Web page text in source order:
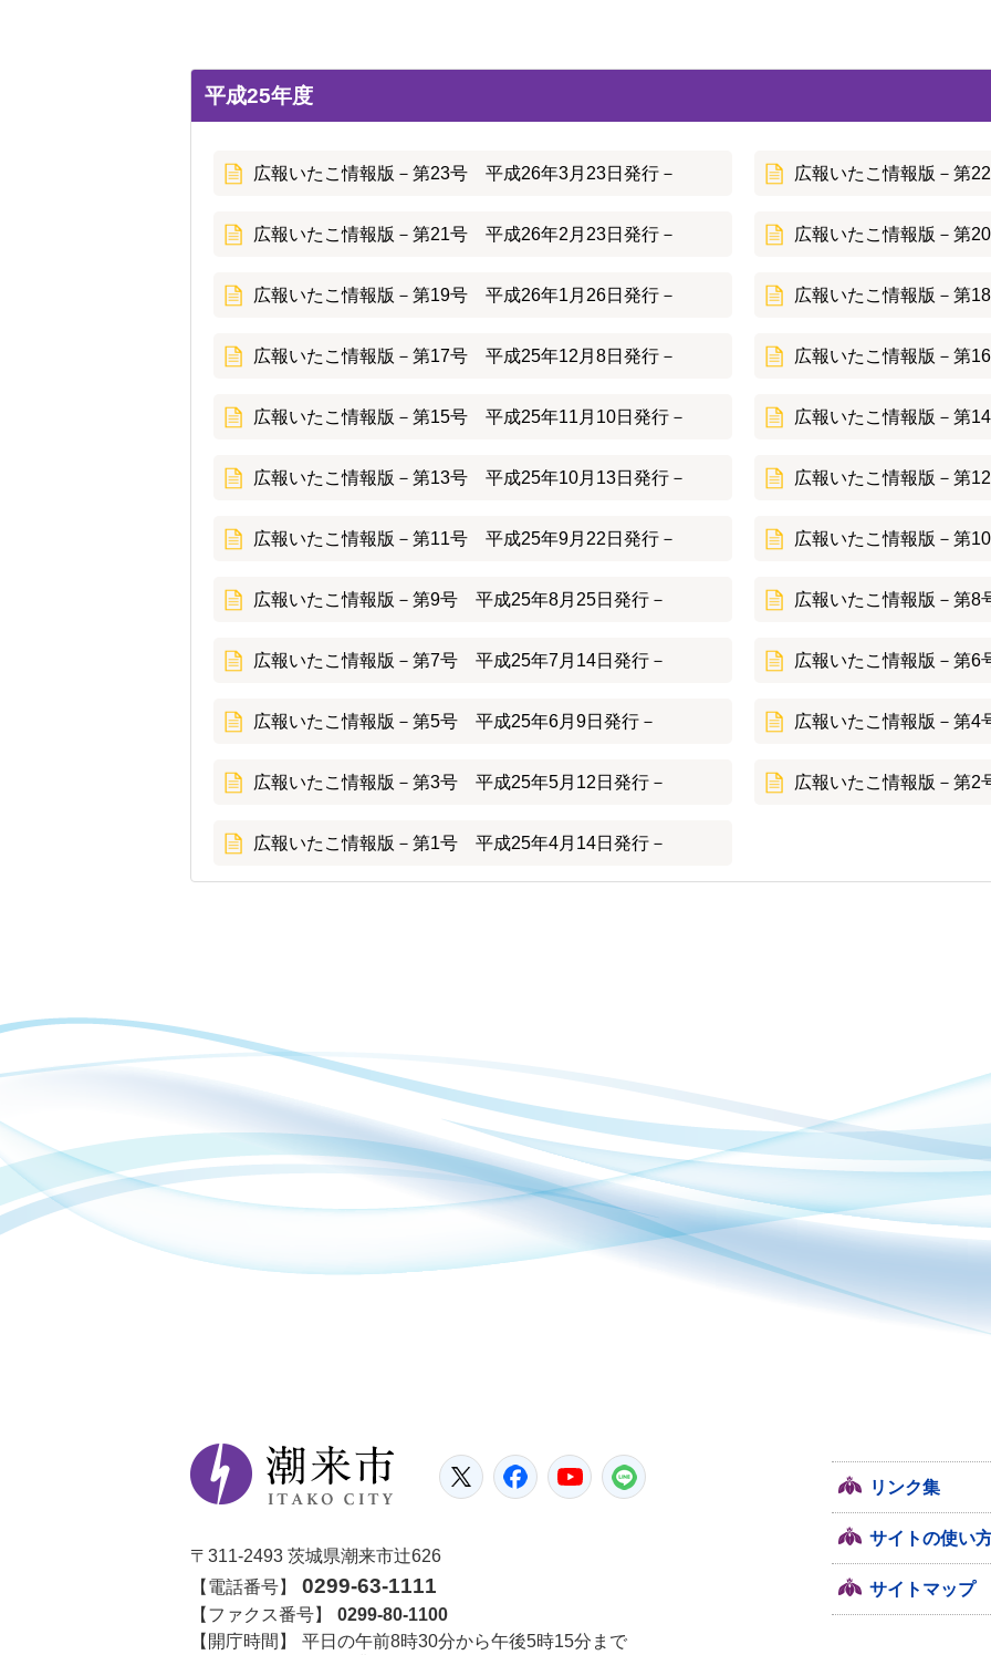
平成25年度
広報いたこ情報版－第23号 平成26年3月23日発行－ 広報いたこ情報版－第
広報いたこ情報版－第21号 平成26年2月23日発行－ 広報いたこ情報版－第
広報いたこ情報版－第19号 平成26年1月26日発行－ 広報いたこ情報版－第
広報いたこ情報版－第17号 平成25年12月8日発行－ 広報いたこ情報版－第
広報いたこ情報版－第15号 平成25年11月10日発行－ 広報いたこ情報版－第
広報いたこ情報版－第13号 平成25年10月13日発行－ 広報いたこ情報版－第
広報いたこ情報版－第11号 平成25年9月22日発行－ 広報いたこ情報版－第
広報いたこ情報版－第9号 平成25年8月25日発行－ 広報いたこ情報版－第
広報いたこ情報版－第7号 平成25年7月14日発行－ 広報いたこ情報版－第
広報いたこ情報版－第5号 平成25年6月9日発行－ 広報いたこ情報版－第
広報いたこ情報版－第3号 平成25年5月12日発行－ 広報いたこ情報版－第
広報いたこ情報版－第1号 平成25年4月14日発行－
潮来市
Twitter FacebookYouTube
〒311-2493 茨城県潮来市辻626
【電話番号】
0299-63-1111
【ファクス番号】
0299-80-1100
【開庁時間】
平日の午前8時30分から午後5時15分まで
リンク集
サイトの使い
サイトマップ